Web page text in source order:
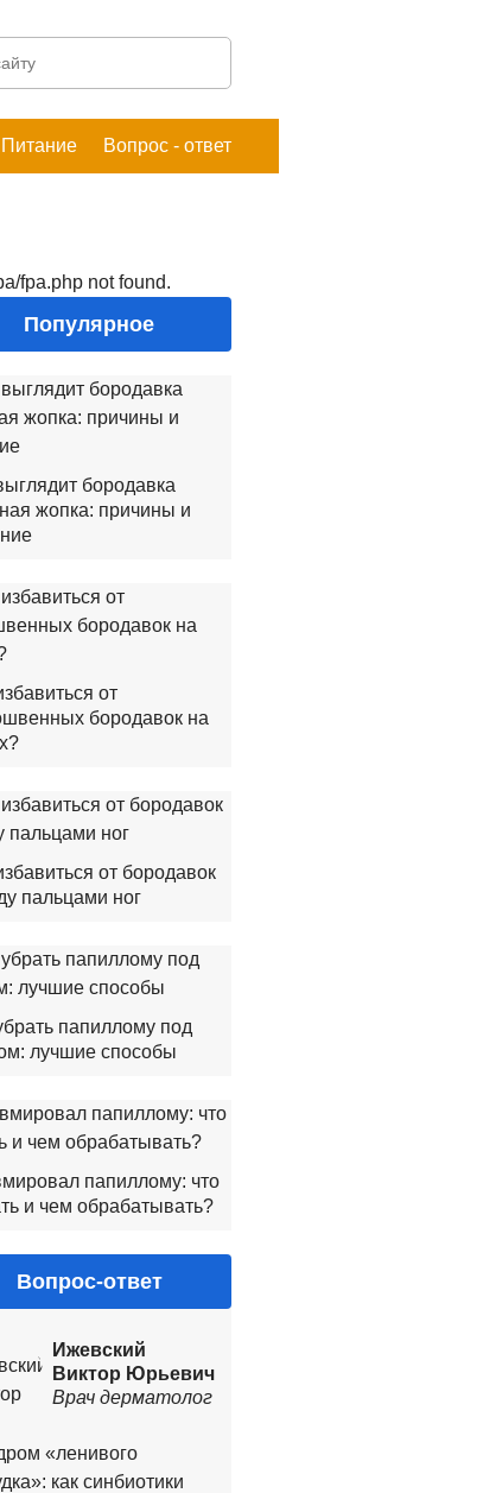
Питание Вопрос - ответ
fpa.php not found.
Популярное
бородавка
жопка: причины и
от
бородавок на
от бородавок
пальцами ног
папиллому под
лучшие способы
папиллому: что
и чем обрабатывать?
Вопрос-ответ
Ижевский
Виктор Юрьевич
Врач дерматолог
«ленивого
как синбиотики